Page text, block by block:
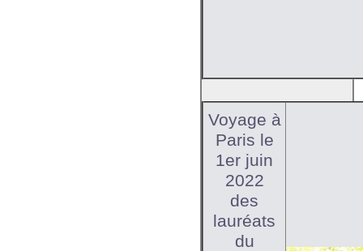
Voyage à
Paris le
1er juin
2022
des
lauréats
du